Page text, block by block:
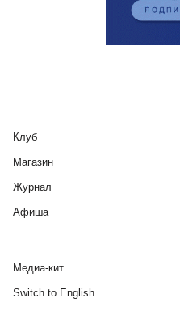
Клуб
Магазин
Журнал
Афиша
Медиа-кит
Switch to English